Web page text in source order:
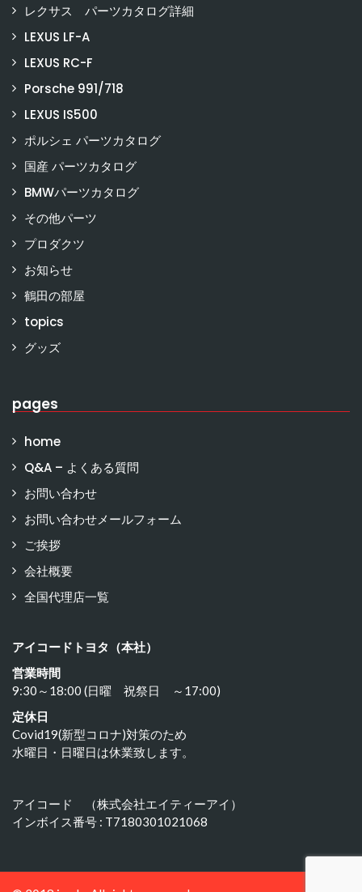
レクサス パーツカタログ詳細
LEXUS LF-A
LEXUS RC-F
Porsche 991/718
LEXUS IS500
ポルシェ パーツカタログ
国産 パーツカタログ
BMWパーツカタログ
その他パーツ
プロダクツ
お知らせ
鶴田の部屋
topics
グッズ
pages
home
Q&A – よくある質問
お問い合わせ
お問い合わせメールフォーム
ご挨拶
会社概要
全国代理店一覧
アイコードトヨタ（本社）
営業時間
9:30～18:00 (日曜 祝祭日 ～17:00)
定休日
Covid19(新型コロナ)対策のため
水曜日・日曜日は休業致します。
アイコード （株式会社エイティーアイ）
インボイス番号 : T7180301021068